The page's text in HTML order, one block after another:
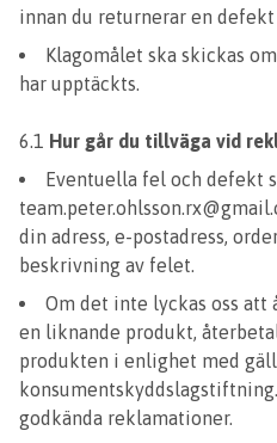
innan du returnerar en defekt
Klagomålet ska skickas
har upptäckts.
6.1 Hur går du tillväga vid
Eventuella fel och defekt
din adress, e-postadress,
beskrivning av felet.
Om det inte lyckas oss
en liknande produkt,
produkten i enlighet med
godkända reklamationer.